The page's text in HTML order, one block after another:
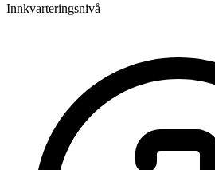
Innkvarteringsnivå